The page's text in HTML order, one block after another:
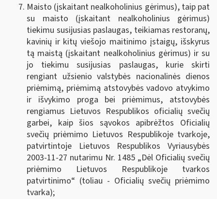
Maisto (įskaitant nealkoholinius gėrimus), taip pat
su maisto (įskaitant nealkoholinius gėrimus)
tiekimu susijusias paslaugas, teikiamas restoranų,
kavinių ir kitų viešojo maitinimo įstaigų, išskyrus
tą maistą (įskaitant nealkoholinius gėrimus) ir su
jo tiekimu susijusias paslaugas, kurie skirti
rengiant užsienio valstybės nacionalinės dienos
priėmimą, priėmimą atstovybės vadovo atvykimo
ir išvykimo proga bei priėmimus, atstovybės
rengiamus Lietuvos Respublikos oficialių svečių
garbei, kaip šios sąvokos apibrėžtos Oficialių
svečių priėmimo Lietuvos Respublikoje tvarkoje,
patvirtintoje Lietuvos Respublikos Vyriausybės
2003-11-27 nutarimu Nr. 1485 „Dėl Oficialių svečių
priėmimo Lietuvos Respublikoje tvarkos
patvirtinimo“ (toliau - Oficialių svečių priėmimo
tvarka);